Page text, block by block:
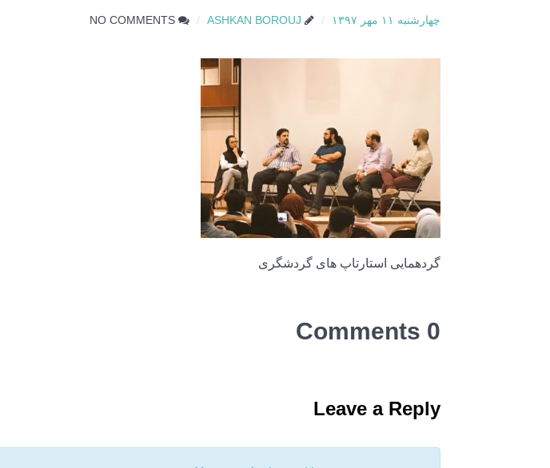
چهارشنبه ۱۱ مهر ۱۳۹۷ ASHKAN BOROUJ
NO COMMENTS
گردهمایی استارتاپ های گردشگری
0 Comments
Leave a Reply